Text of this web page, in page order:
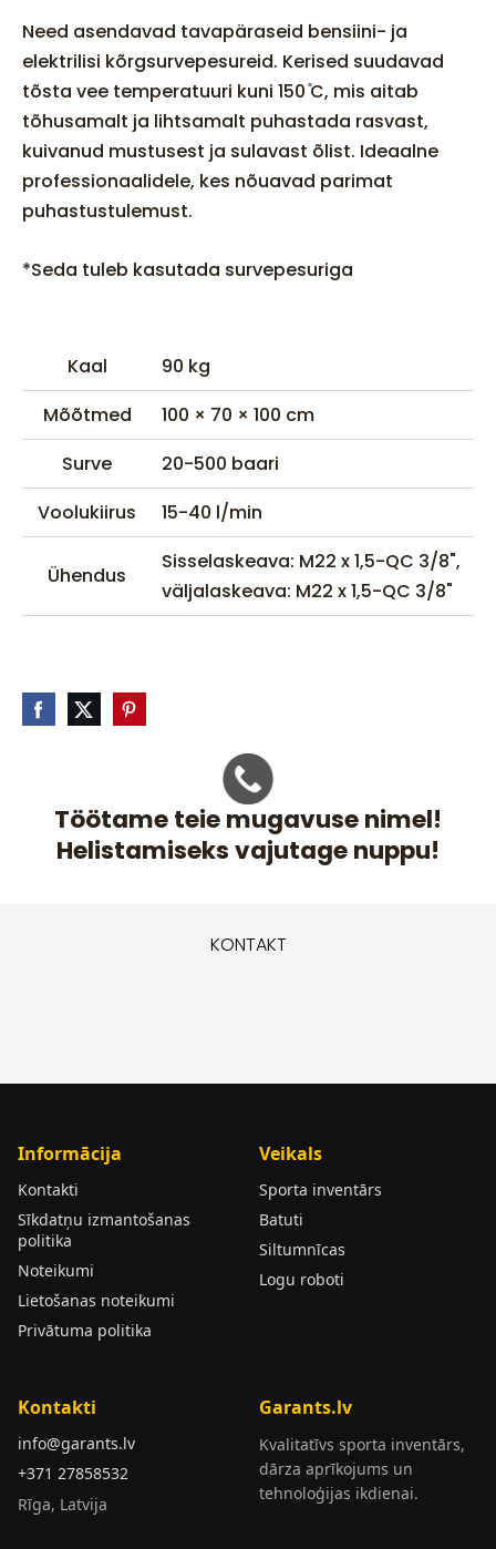
Töötame teie mugavuse nimel!
Helistamiseks vajutage nuppu!
Need asendavad tavapäraseid bensiini- ja
elektrilisi kõrgsurvepesureid. Kerised suudavad
tõsta vee temperatuuri kuni 150 ̊C, mis aitab
tõhusamalt ja lihtsamalt puhastada rasvast,
kuivanud mustusest ja sulavast õlist. Ideaalne
professionaalidele, kes nõuavad parimat
puhastustulemust.
*Seda tuleb kasutada survepesuriga
Kaal
90 kg
Mõõtmed
100 × 70 × 100 cm
Surve
20-500 baari
Voolukiirus
15-40 l/min
Ühendus
Sisselaskeava: M22 x 1,5-QC 3/8",
väljalaskeava: M22 x 1,5-QC 3/8"
KONTAKT
Informācija
Kontakti
Sīkdatņu izmantošanas
politika
Noteikumi
Lietošanas noteikumi
Privātuma politika
Veikals
Sporta inventārs
Batuti
Siltumnīcas
Logu roboti
Kontakti
info@garants.lv
+371 27858532
Rīga, Latvija
Garants.lv
Kvalitatīvs sporta inventārs,
dārza aprīkojums un
tehnoloģijas ikdienai.